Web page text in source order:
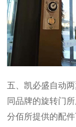
五、凯必盛自动
同品牌的旋转门
分佰所提供的配